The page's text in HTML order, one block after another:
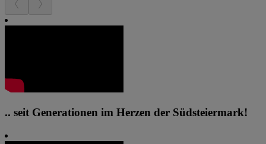
.. seit Generationen im Herzen der Südsteiermark!